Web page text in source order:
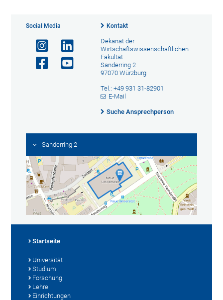
Social Media Kontakt
Dekanat der
Wirtschaftswissenschaftlichen
Fakultät
Sanderring 2
97070 Würzburg
Tel.: +49 931 31-82901
E-Mail
Suche Ansprechperson
Sanderring 2
Startseite
Universität
Studium
Forschung
Lehre
Einrichtungen